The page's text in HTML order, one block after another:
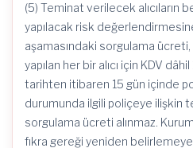
(5) Teminat verilecek alıcıların
yapılacak risk
aşamasındaki sorgulama
yapılan her bir alıcı için KDV
tarihten itibaren 15 gün içinde
durumunda ilgili poliçeye ilişkin
sorgulama ücreti alınmaz.
fıkra gereği yeniden